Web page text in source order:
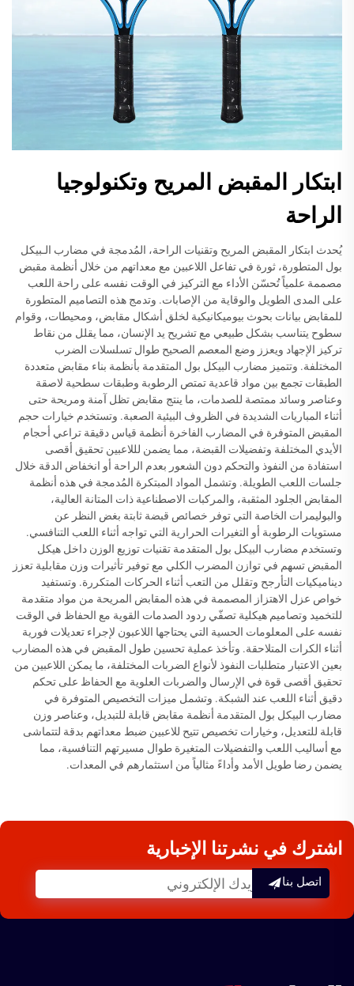
ابتكار المقبض المريح وتكنولوجيا
الراحة
يُحدث ابتكار المقبض المريح وتقنيات الراحة، المُدمجة في مضارب الـبيكل
بول المتطورة، ثورة في تفاعل اللاعبين مع معداتهم من خلال أنظمة مقبض
مصممة علمياً تُحسّن الأداء مع التركيز في الوقت نفسه على راحة اللعب
على المدى الطويل والوقاية من الإصابات. وتدمج هذه التصاميم المتطورة
للمقابض بيانات بحوث بيوميكانيكية لخلق أشكال مقابض، ومحيطات، وقوام
سطوح يتناسب بشكل طبيعي مع تشريح يد الإنسان، مما يقلل من نقاط
تركيز الإجهاد ويعزز وضع المعصم الصحيح طوال تسلسلات الضرب
المختلفة. وتتميز مضارب البيكل بول المتقدمة بأنظمة بناء مقابض متعددة
الطبقات تجمع بين مواد قاعدية تمتص الرطوبة وطبقات سطحية لاصقة
وعناصر وسائد ممتصة للصدمات، ما ينتج مقابض تظل آمنة ومريحة حتى
أثناء المباريات الشديدة في الظروف البيئية الصعبة. وتستخدم خيارات حجم
المقبض المتوفرة في المضارب الفاخرة أنظمة قياس دقيقة تراعي أحجام
الأيدي المختلفة وتفضيلات القبضة، مما يضمن لللاعبين تحقيق أقصى
استفادة من النفوذ والتحكم دون الشعور بعدم الراحة أو انخفاض الدقة خلال
جلسات اللعب الطويلة. وتشمل المواد المبتكرة المُدمجة في هذه أنظمة
المقابض الجلود المثقبة، والمركبات الاصطناعية ذات المتانة العالية،
والبوليمرات الخاصة التي توفر خصائص قبضة ثابتة بغض النظر عن
مستويات الرطوبة أو التغيرات الحرارية التي تواجه أثناء اللعب التنافسي.
وتستخدم مضارب البيكل بول المتقدمة تقنيات توزيع الوزن داخل هيكل
المقبض تسهم في توازن المضرب الكلي مع توفير تأثيرات وزن مقابلية تعزز
ديناميكيات التأرجح وتقلل من التعب أثناء الحركات المتكررة. وتستفيد
خواص عزل الاهتزاز المصممة في هذه المقابض المريحة من مواد متقدمة
للتخميد وتصاميم هيكلية تصفّي ردود الصدمات القوية مع الحفاظ في الوقت
نفسه على المعلومات الحسية التي يحتاجها اللاعبون لإجراء تعديلات فورية
أثناء الكرات المتلاحقة. وتأخذ عملية تحسين طول المقبض في هذه المضارب
بعين الاعتبار متطلبات النفوذ لأنواع الضربات المختلفة، ما يمكن اللاعبين من
تحقيق أقصى قوة في الإرسال والضربات العلوية مع الحفاظ على تحكم
دقيق أثناء اللعب عند الشبكة. وتشمل ميزات التخصيص المتوفرة في
مضارب البيكل بول المتقدمة أنظمة مقابض قابلة للتبديل، وعناصر وزن
قابلة للتعديل، وخيارات تخصيص تتيح للاعبين ضبط معداتهم بدقة لتتماشى
مع أساليب اللعب والتفضيلات المتغيرة طوال مسيرتهم التنافسية، مما
يضمن رضا طويل الأمد وأداءً مثالياً من استثمارهم في المعدات.
اشترك في نشرتنا الإخبارية
اتصل بنا